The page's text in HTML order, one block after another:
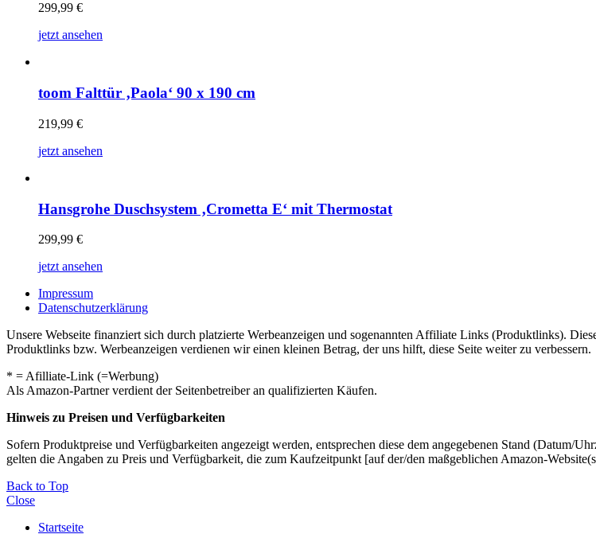
299,99 €
jetzt ansehen
toom Falttür ‚Paola‘ 90 x 190 cm
219,99 €
jetzt ansehen
Hansgrohe Duschsystem ‚Crometta E‘ mit Thermostat
299,99 €
jetzt ansehen
Impressum
Datenschutzerklärung
Unsere Webseite finanziert sich durch platzierte Werbeanzeigen und sogenannten Affiliate Links (Produktlinks).
Produktlinks bzw. Werbeanzeigen verdienen wir einen kleinen Betrag, der uns hilft, diese Seite weiter zu verbessern.
* = Afilliate-Link (=Werbung)
Als Amazon-Partner verdient der Seitenbetreiber an qualifizierten Käufen.
Hinweis zu Preisen und Verfügbarkeiten
Sofern Produktpreise und Verfügbarkeiten angezeigt werden, entsprechen diese dem angegebenen Stand (Datum/
gelten die Angaben zu Preis und Verfügbarkeit, die zum Kaufzeitpunkt [auf der/den maßgeblichen Amazon-
Back to Top
Close
Startseite